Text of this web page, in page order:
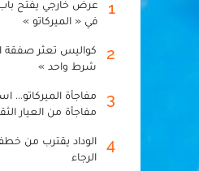
1
عرض خارجي يفتح باب
في « الميركاتو »
2
كواليس تعثر صفقة
شرط واحد »
3
مفاجأة
مفاجأة من العيار
4
الوداد يقترب من
الرجاء